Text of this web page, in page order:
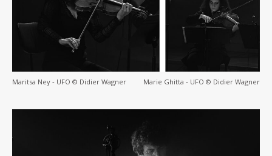
Maritsa Ney ‐ UFO © Didier Wagner Marie Ghitta ‐ UFO © Didier Wagner